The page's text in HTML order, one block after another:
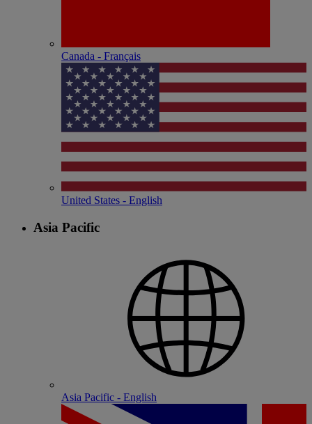
Canada - Français
United States - English
Asia Pacific
Asia Pacific - English